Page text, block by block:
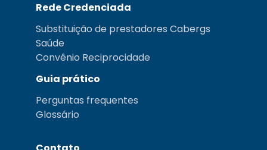
Rede Credenciada
Substituição de prestadores Cabergs
Saúde
Convênio Reciprocidade
Guia prático
Perguntas frequentes
Glossário